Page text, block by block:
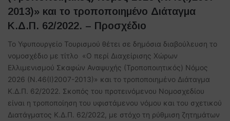
2013)» και το τροποποιημένο Διάταγμα
Κ.Δ.Π. 62/2022. – Προσχέδιο
Το Υφυπουργείο Τουρισμού θέτει σε δημόσια διαβούλευση το
νομοσχέδιο με τίτλο «O περί Διαχείρισης Χώρων
Ελλιμενισμού Σκαφών Αναψυχής (Τροποποιητικός) Νόμος
2026 (Ν.46(Ι)2007-2013)» και το τροποποιημένο Διάταγμα
Κ.Δ.Π. 62/2022. Σκοπός του προτεινόμενου Νομοσχεδίου
είναι η τροποποίηση του υφιστάμενου νόμου και του σχετικού
Διατάγματος Κ.Δ.Π. 62/2022, με στόχο τη ρύθμιση ζητημάτων